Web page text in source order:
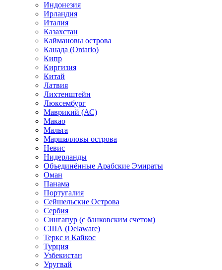
Индонезия
Ирландия
Италия
Казахстан
Каймановы острова
Канада (Ontario)
Кипр
Киргизия
Китай
Латвия
Лихтенштейн
Люксембург
Маврикий (АС)
Макао
Мальта
Маршалловы острова
Нeвис
Нидерланды
Объединённые Арабские Эмираты
Оман
Панама
Португалия
Сейшельские Острова
Сербия
Сингапур (c банковским счетом)
США (Delaware)
Теркс и Кайкос
Турция
Узбекистан
Уругвай